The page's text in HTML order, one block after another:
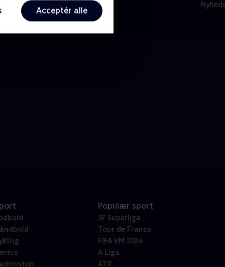
Acceptér alle
& Magasiner
Populær sport
3F Superliga
Tour de France
FIFA VM 2026
A Liga
ATP